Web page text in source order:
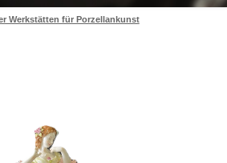
Werkstätten für Porzellankunst